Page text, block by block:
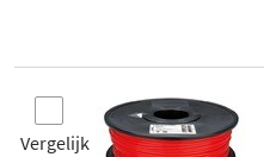
Vergelijk